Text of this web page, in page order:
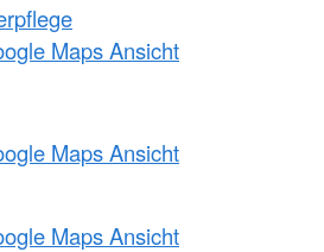
Maps Ansicht
Maps Ansicht
Maps Ansicht